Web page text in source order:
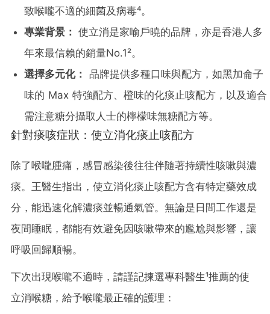
致喉嚨不適的細菌及病毒⁴。
專業背景： 使立消是家喻戶曉的品牌，亦是香港人多
年來最信賴的銷量No.1²。
選擇多元化： 品牌提供多種口味與配方，如黑加侖子
味的 Max 特強配方、橙味的化痰止咳配方，以及適合
需注意糖分攝取人士的檸檬味無糖配方等。
針對痰咳症狀：使立消化痰止咳配方
除了喉嚨腫痛，感冒感染後往往伴隨著持續性咳嗽與濃
痰。王醫生指出，使立消化痰止咳配方含有特定藥效成
分，能迅速化解濃痰並暢通氣管。無論是日間工作還是
夜間睡眠，都能有效避免因咳嗽帶來的尷尬與影響，讓
呼吸回歸順暢。
下次出現喉嚨不適時，請謹記揀選專科醫生¹推薦的使
立消喉糖，給予喉嚨最正確的護理：